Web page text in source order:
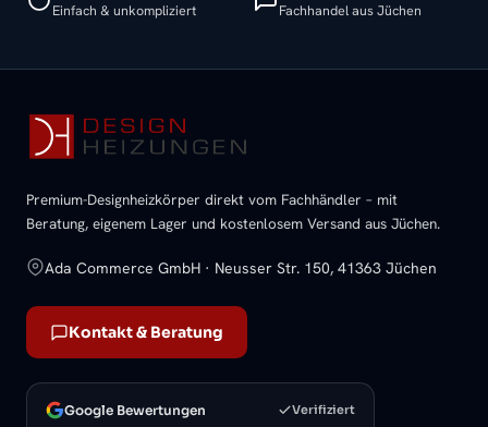
Einfach & unkompliziert Fachhandel aus Jüchen
Premium-Designheizkörper direkt vom Fachhändler – mit
Beratung, eigenem Lager und kostenlosem Versand aus Jüchen.
Ada Commerce GmbH · Neusser Str. 150, 41363 Jüchen
Kontakt & Beratung
Google Bewertungen Verifiziert